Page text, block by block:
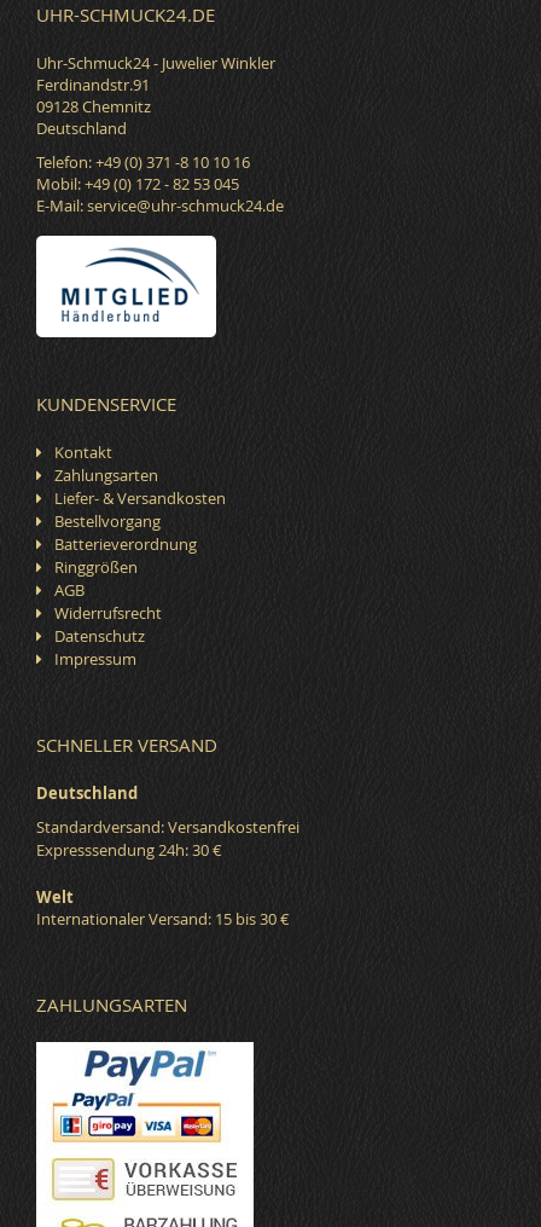
UHR-SCHMUCK24.DE
Uhr-Schmuck24 - Juwelier Winkler
Ferdinandstr.91
09128 Chemnitz
Deutschland
Telefon: +49 (0) 371 -8 10 10 16
Mobil: +49 (0) 172 - 82 53 045
E-Mail:service@uhr-schmuck24.de
KUNDENSERVICE
Kontakt
Zahlungsarten
Liefer- & Versandkosten
Bestellvorgang
Batterieverordnung
Ringgrößen
AGB
Widerrufsrecht
Datenschutz
Impressum
SCHNELLER VERSAND
Deutschland
Standardversand: Versandkostenfrei
Expresssendung 24h: 30 €
Welt
Internationaler Versand: 15 bis 30 €
ZAHLUNGSARTEN